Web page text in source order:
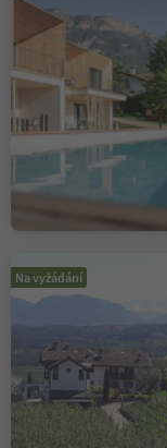
Na vyžádání